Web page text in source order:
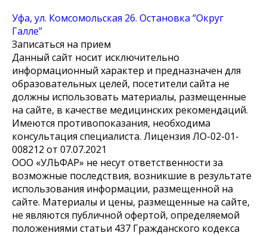
Уфа, ул. Комсомольская 26. Остановка “Округ
Галле”
Записаться на прием
Данный сайт носит исключительно
информационный характер и предназначен для
образовательных целей, посетители сайта не
должны использовать материалы, размещенные
на сайте, в качестве медицинских рекомендаций.
Имеются противопоказания, необходима
консультация специалиста. Лицензия ЛО-02-01-
008212 от 07.07.2021
ООО «УЛЬФАР» не несут ответственности за
возможные последствия, возникшие в результате
использования информации, размещенной на
сайте. Материалы и цены, размещенные на сайте,
не являются публичной офертой, определяемой
положениями статьи 437 Гражданского кодекса